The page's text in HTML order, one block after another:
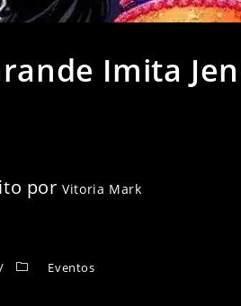
Imita
porVitoria Mark
Eventos